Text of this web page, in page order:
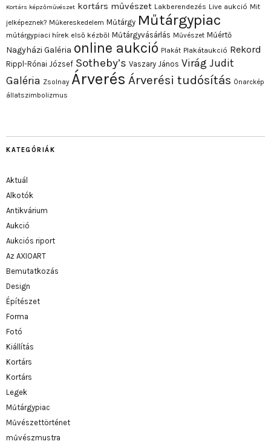
Kortárs képzőművészet kortárs művészet Lakberendezés Live aukció Mit
jelképeznek? Műkereskedelem Műtárgy Műtárgypiac
műtárgypiaci hírek első kézből Műtárgyvásárlás Művészet Műértő
Nagyházi Galéria online aukció Plakát Plakátaukció Rekord
Rippl-Rónai József Sotheby’s Vaszary János Virág Judit
Galéria Zsolnay Árverés Árverési tudósítás Önarckép
állatszimbolizmus
KATEGÓRIÁK
Aktuál
Alkotók
Antikvárium
Aukció
Aukciós riport
Az AXIOART
Bemutatkozás
Design
Építészet
Forma
Fotó
Kiállítás
Kortárs
Kortárs
Legek
Műtárgypiac
Művészettörténet
művészmustra